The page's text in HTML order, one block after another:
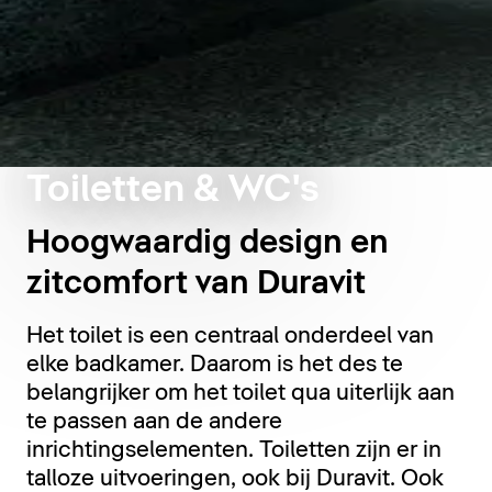
Toiletten & WC's
Hoogwaardig design en
zitcomfort van Duravit
Het toilet is een centraal onderdeel van
elke badkamer. Daarom is het des te
belangrijker om het toilet qua uiterlijk aan
te passen aan de andere
inrichtingselementen. Toiletten zijn er in
talloze uitvoeringen, ook bij Duravit. Ook